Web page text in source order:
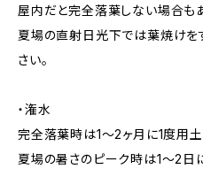
屋内だと完全落葉しない場合もあ
夏場の直射日光下では葉焼けを
さい。
・潅水
完全落葉時は1〜2ヶ月に1度用土
夏場の暑さのピーク時は1〜2